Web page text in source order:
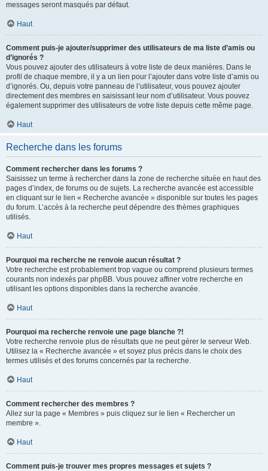
messages seront masqués par défaut.
Haut
Comment puis-je ajouter/supprimer des utilisateurs de ma liste d’amis ou
d’ignorés ?
Vous pouvez ajouter des utilisateurs à votre liste de deux manières. Dans le
profil de chaque membre, il y a un lien pour l’ajouter dans votre liste d’amis ou
d’ignorés. Ou, depuis votre panneau de l’utilisateur, vous pouvez ajouter
directement des membres en saisissant leur nom d’utilisateur. Vous pouvez
également supprimer des utilisateurs de votre liste depuis cette même page.
Haut
Recherche dans les forums
Comment rechercher dans les forums ?
Saisissez un terme à rechercher dans la zone de recherche située en haut des
pages d’index, de forums ou de sujets. La recherche avancée est accessible
en cliquant sur le lien « Recherche avancée » disponible sur toutes les pages
du forum. L’accès à la recherche peut dépendre des thèmes graphiques
utilisés.
Haut
Pourquoi ma recherche ne renvoie aucun résultat ?
Votre recherche est probablement trop vague ou comprend plusieurs termes
courants non indexés par phpBB. Vous pouvez affiner votre recherche en
utilisant les options disponibles dans la recherche avancée.
Haut
Pourquoi ma recherche renvoie une page blanche ?!
Votre recherche renvoie plus de résultats que ne peut gérer le serveur Web.
Utilisez la « Recherche avancée » et soyez plus précis dans le choix des
termes utilisés et des forums concernés par la recherche.
Haut
Comment rechercher des membres ?
Allez sur la page « Membres » puis cliquez sur le lien « Rechercher un
membre ».
Haut
Comment puis-je trouver mes propres messages et sujets ?